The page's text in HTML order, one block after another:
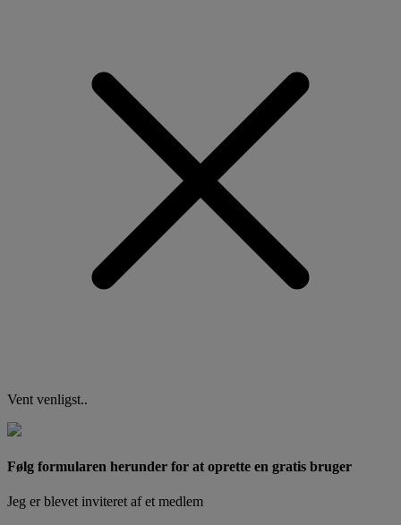
Vent venligst..
Følg formularen herunder for at oprette en gratis bruger
Jeg er blevet inviteret af et medlem